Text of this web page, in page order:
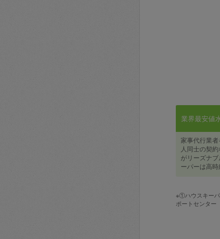
業界最安値
家事代行業
人同士の契
がリーズナ
ーパーは高時
※①ハウスキー
ポートセンター